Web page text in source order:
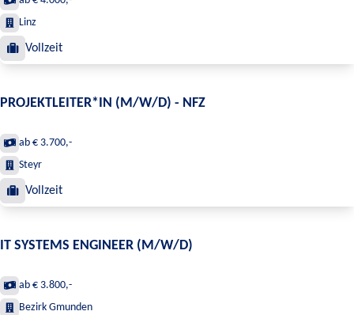
Linz
Vollzeit
PROJEKTLEITER*IN (M/W/D) - NFZ
ab € 3.700,-
Steyr
Vollzeit
IT SYSTEMS ENGINEER (M/W/D)
ab € 3.800,-
Bezirk Gmunden